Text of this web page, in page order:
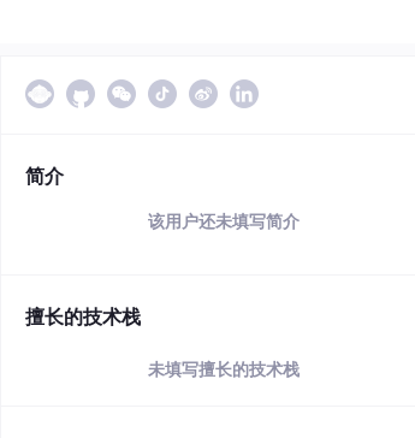
简介
该用户还未填写简介
擅长的技术栈
未填写擅长的技术栈